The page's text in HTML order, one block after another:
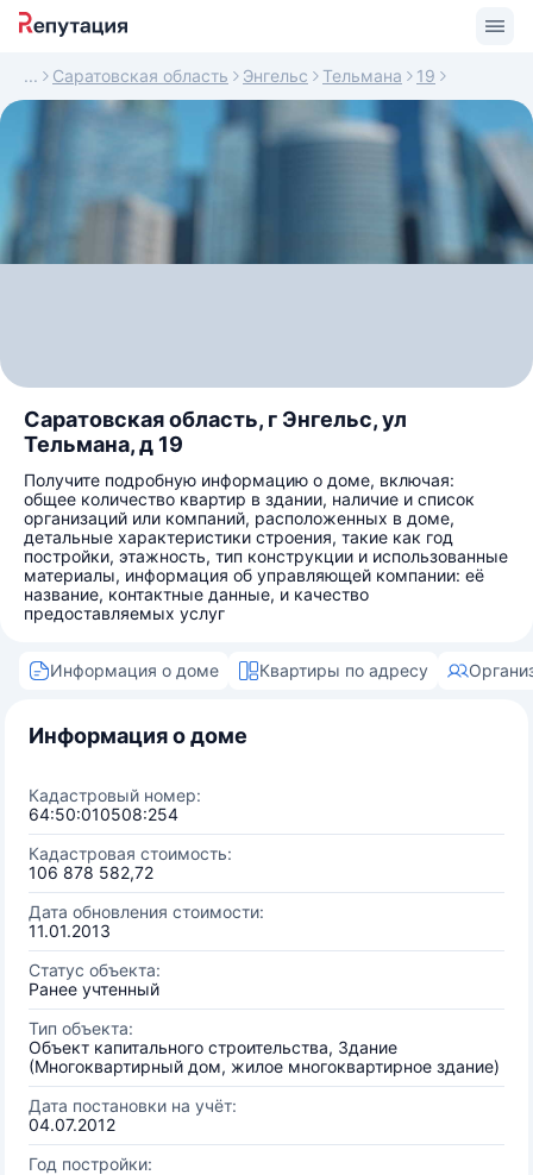
Саратовская область Энгельс Тельмана 19
Саратовская область, г Энгельс, ул
Тельмана, д 19
Получите подробную информацию о доме, включая:
общее количество квартир в здании, наличие и список
организаций или компаний, расположенных в доме,
детальные характеристики строения, такие как год
постройки, этажность, тип конструкции и использованные
материалы, информация об управляющей компании: её
название, контактные данные, и качество
предоставляемых услуг
Информация о доме Квартиры по адресу
Информация о доме
Кадастровый номер:
64:50:010508:254
Кадастровая стоимость:
106 878 582,72
Дата обновления стоимости:
11.01.2013
Статус объекта:
Ранее учтенный
Тип объекта:
Объект капитального строительства, Здание
(Многоквартирный дом, жилое многоквартирное здание)
Дата постановки на учёт:
04.07.2012
Год постройки: